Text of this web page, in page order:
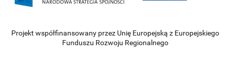
Projekt współfinansowany przez Unię Europejską z Europejskiego
Funduszu Rozwoju Regionalnego